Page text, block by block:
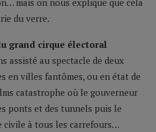
du verre.
grand cirque électoral
assisté au spectacle de deux
en villes fantômes, ou en état de
catastrophe où le gouverneur
ponts et des tunnels puis le
civile à tous les carrefours…